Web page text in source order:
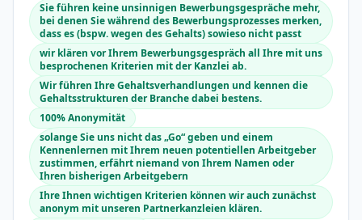
Sie führen keine unsinnigen Bewerbungsgespräche mehr,
bei denen Sie während des Bewerbungsprozesses merken,
dass es (bspw. wegen des Gehalts) sowieso nicht passt
wir klären vor Ihrem Bewerbungsgespräch all Ihre mit uns
besprochenen Kriterien mit der Kanzlei ab.
Wir führen Ihre Gehaltsverhandlungen und kennen die
Gehaltsstrukturen der Branche dabei bestens.
100% Anonymität
solange Sie uns nicht das „Go“ geben und einem
Kennenlernen mit Ihrem neuen potentiellen Arbeitgeber
zustimmen, erfährt niemand von Ihrem Namen oder
Ihren bisherigen Arbeitgebern
Ihre Ihnen wichtigen Kriterien können wir auch zunächst
anonym mit unseren Partnerkanzleien klären.